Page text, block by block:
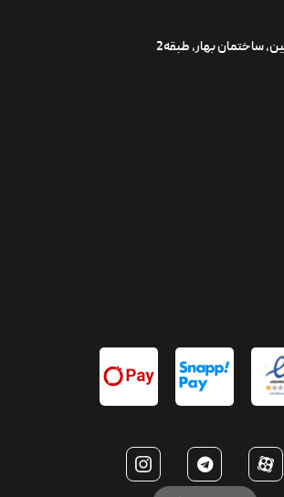
ساختمان بهار، طبقه2